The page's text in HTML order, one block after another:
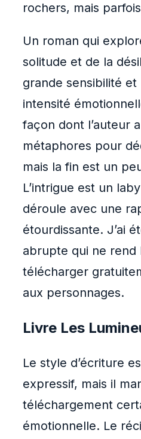
rochers, mais
Un roman qui
solitude et de la
grande sensibilité et
intensité
façon dont l’auteur
métaphores pour
mais la fin est un
L’intrigue est un
déroule avec une
étourdissante. J’ai
abrupte qui ne rend
télécharger
aux personnages.
Livre Les
Le style d’écriture
expressif, mais il
téléchargement
émotionnelle. Le